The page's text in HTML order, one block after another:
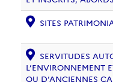
SITES
SERVITUDES
L’ENVIRONNEMENT
OU D’ANCIENNES